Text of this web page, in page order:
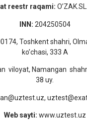
reestr raqami:
INN: 204250504
Toshkent shahri,
ko’chasi, 333 A
viloyat, Namangan
38 uy.
Web sayti: www.uztest.uz